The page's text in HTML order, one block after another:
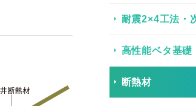
耐震2×4工法・
高性能ベタ基礎
断熱材